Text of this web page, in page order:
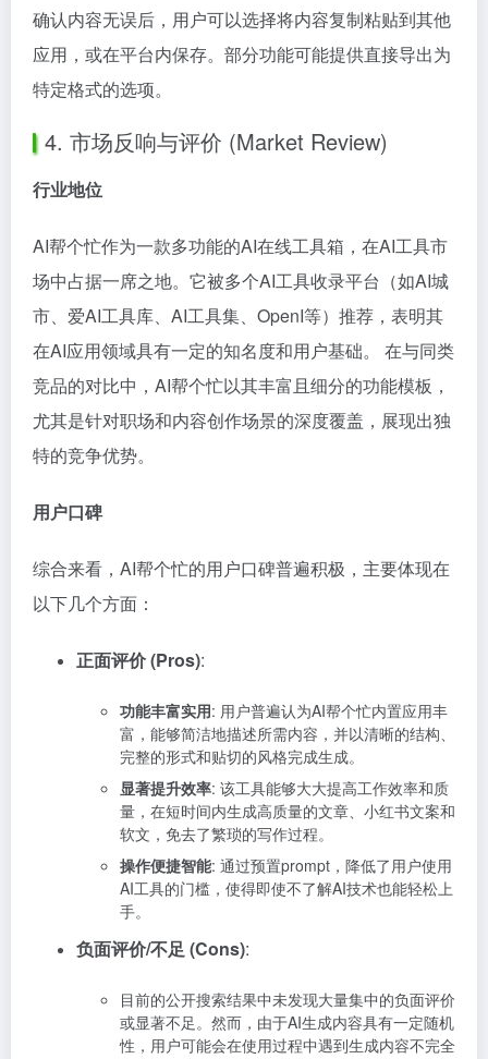
确认内容无误后，用户可以选择将内容复制粘贴到其他
应用，或在平台内保存。部分功能可能提供直接导出为
特定格式的选项。
4. 市场反响与评价 (Market Review)
行业地位
AI帮个忙作为一款多功能的AI在线工具箱，在AI工具市
场中占据一席之地。它被多个AI工具收录平台（如AI城
市、爱AI工具库、AI工具集、OpenI等）推荐，表明其
在AI应用领域具有一定的知名度和用户基础。 在与同类
竞品的对比中，AI帮个忙以其丰富且细分的功能模板，
尤其是针对职场和内容创作场景的深度覆盖，展现出独
特的竞争优势。
用户口碑
综合来看，AI帮个忙的用户口碑普遍积极，主要体现在
以下几个方面：
正面评价 (Pros):
功能丰富实用: 用户普遍认为AI帮个忙内置应用丰
富，能够简洁地描述所需内容，并以清晰的结构、
完整的形式和贴切的风格完成生成。
显著提升效率: 该工具能够大大提高工作效率和质
量，在短时间内生成高质量的文章、小红书文案和
软文，免去了繁琐的写作过程。
操作便捷智能: 通过预置prompt，降低了用户使用
AI工具的门槛，使得即使不了解AI技术也能轻松上
手。
负面评价/不足 (Cons):
目前的公开搜索结果中未发现大量集中的负面评价
或显著不足。然而，由于AI生成内容具有一定随机
性，用户可能会在使用过程中遇到生成内容不完全